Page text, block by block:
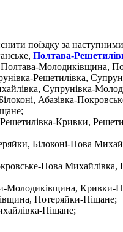
поїздку за
Полтава-
Молодиківщина,
Решетилівка,
Супрунівка-
Абазівка-
Кривки,
Білоконі-Нова
Нова
Молодиківщина, Кривки-
Потеряйки-Піщане;
Піщане;